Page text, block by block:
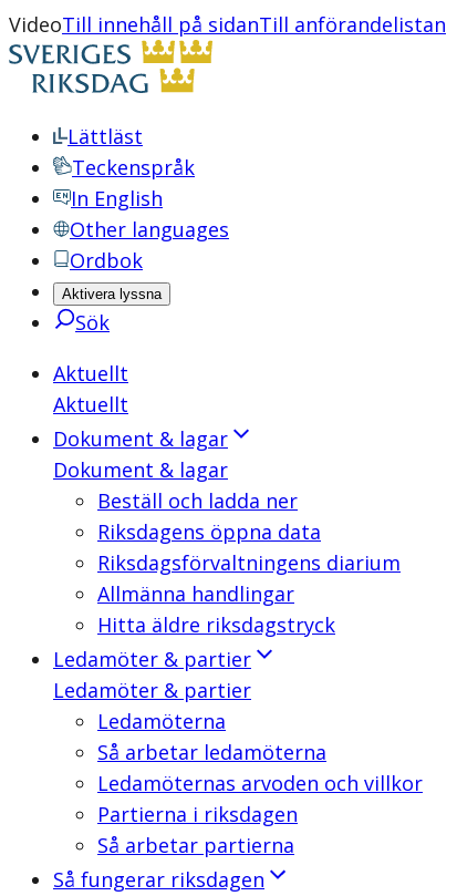
VideoTill innehåll på sidanTill anförandelistan
Lättläst
Teckenspråk
In English
Other languages
Ordbok
Aktivera lyssna
Sök
Aktuellt
Aktuellt
Dokument & lagar
Dokument & lagar
Beställ och ladda ner
Riksdagens öppna data
Riksdagsförvaltningens diarium
Allmänna handlingar
Hitta äldre riksdagstryck
Ledamöter & partier
Ledamöter & partier
Ledamöterna
Så arbetar ledamöterna
Ledamöternas arvoden och villkor
Partierna i riksdagen
Så arbetar partierna
Så fungerar riksdagen